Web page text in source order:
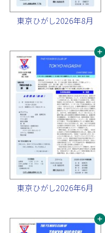
東京ひがし2026年8月
東京ひがし2026年6月